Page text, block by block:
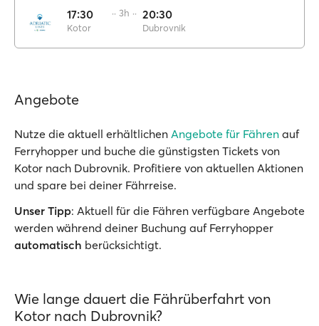
17:30
Kotor
·· 3h ·· 20:30
Dubrovnik
Angebote
Nutze die aktuell erhältlichen Angebote für Fähren auf
Ferryhopper und buche die günstigsten Tickets von
Kotor nach Dubrovnik. Profitiere von aktuellen Aktionen
und spare bei deiner Fährreise.
Unser Tipp: Aktuell für die Fähren verfügbare Angebote
werden während deiner Buchung auf Ferryhopper
automatisch berücksichtigt.
Wie lange dauert die Fährüberfahrt von
Kotor nach Dubrovnik?